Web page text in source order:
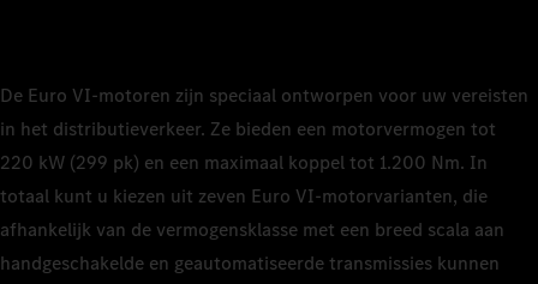
De Euro VI‑motoren zijn speciaal ontworpen voor uw vereisten
in het distributieverkeer. Ze bieden een motorvermogen tot
220 kW (299 pk) en een maximaal koppel tot 1.200 Nm. In
totaal kunt u kiezen uit zeven Euro VI‑motorvarianten, die
afhankelijk van de vermogensklasse met een breed scala aan
handgeschakelde en geautomatiseerde transmissies kunnen